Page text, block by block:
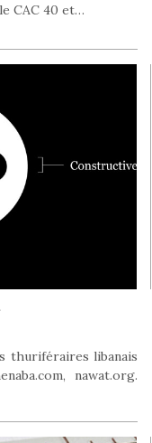
CAC 40 et…
thuriféraires libanais
nawat.org.